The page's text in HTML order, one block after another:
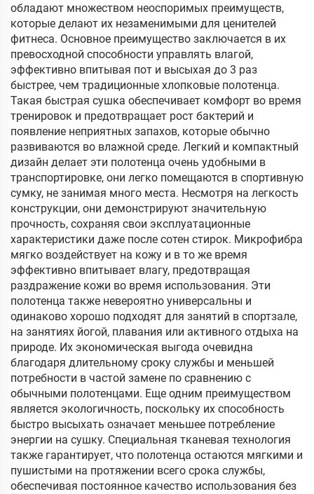
обладают множеством неоспоримых преимуществ,
которые делают их незаменимыми для ценителей
фитнеса. Основное преимущество заключается в их
превосходной способности управлять влагой,
эффективно впитывая пот и высыхая до 3 раз
быстрее, чем традиционные хлопковые полотенца.
Такая быстрая сушка обеспечивает комфорт во время
тренировок и предотвращает рост бактерий и
появление неприятных запахов, которые обычно
развиваются во влажной среде. Легкий и компактный
дизайн делает эти полотенца очень удобными в
транспортировке, они легко помещаются в спортивную
сумку, не занимая много места. Несмотря на легкость
конструкции, они демонстрируют значительную
прочность, сохраняя свои эксплуатационные
характеристики даже после сотен стирок. Микрофибра
мягко воздействует на кожу и в то же время
эффективно впитывает влагу, предотвращая
раздражение кожи во время использования. Эти
полотенца также невероятно универсальны и
одинаково хорошо подходят для занятий в спортзале,
на занятиях йогой, плавания или активного отдыха на
природе. Их экономическая выгода очевидна
благодаря длительному сроку службы и меньшей
потребности в частой замене по сравнению с
обычными полотенцами. Еще одним преимуществом
является экологичность, поскольку их способность
быстро высыхать означает меньшее потребление
энергии на сушку. Специальная тканевая технология
также гарантирует, что полотенца остаются мягкими и
пушистыми на протяжении всего срока службы,
обеспечивая постоянное качество использования без